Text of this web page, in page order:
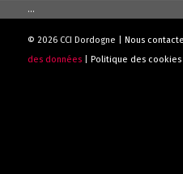
...
© 2026 CCI Dordogne | Nous
des données| Politique des cookies